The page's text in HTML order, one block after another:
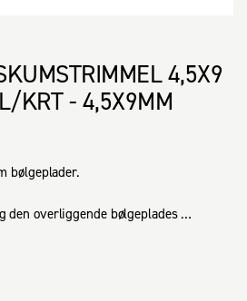
4,5X9
KRT - 4,5X9MM
bølgeplader.
den overliggende bølgeplades
beskyttes imod fugt.